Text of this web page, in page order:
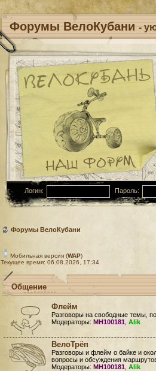
Форумы ВелоКубани -
Логин: Пароль:
Форумы ВелоКубани
Мобильная версия (WAP)
Текущее время: 06.08.2026, 17:34
Общение
Флейм
Разговоры на свободные темы,
Модераторы: MH100181 Alik
ВелоТрёп
Разговоры и флейм о байке и
вопросы и обсуждения
Модераторы: MH100181 Alik